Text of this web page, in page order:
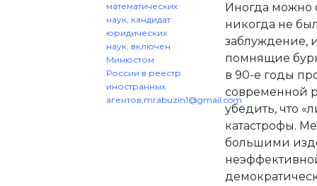
математических
наук, кандидат
юридических
наук, включен
Минюстом
России в реестр
иностранных
агентов,mrabuzin1@gmail.com
Иногда можно
никогда не
заблуждение,
помнящие
в 90-е годы
современной
убедить, что
катастрофы.
большими